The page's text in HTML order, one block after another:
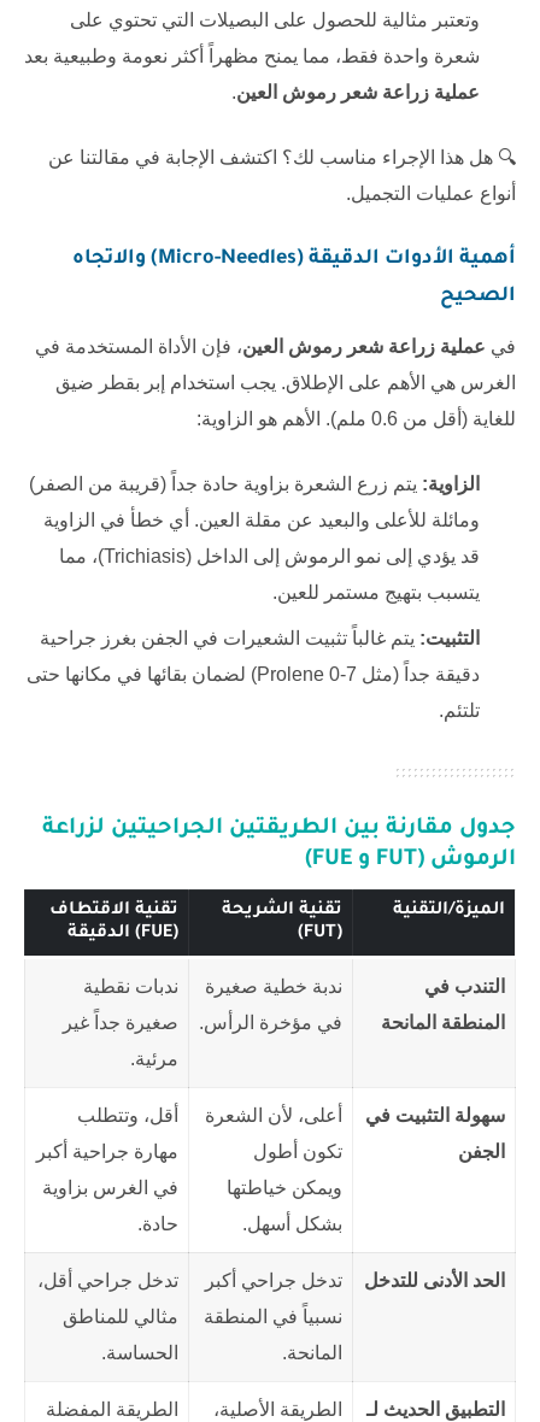
وتعتبر مثالية للحصول على البصيلات التي تحتوي على
شعرة واحدة فقط، مما يمنح مظهراً أكثر نعومة وطبيعية بعد
عملية زراعة شعر رموش العين.
🔍 هل هذا الإجراء مناسب لك؟ اكتشف الإجابة في مقالتنا عن
أنواع عمليات التجميل.
أهمية الأدوات الدقيقة (Micro-Needles) والاتجاه
الصحيح
في عملية زراعة شعر رموش العين، فإن الأداة المستخدمة في
الغرس هي الأهم على الإطلاق. يجب استخدام إبر بقطر ضيق
للغاية (أقل من 0.6 ملم). الأهم هو الزاوية:
الزاوية: يتم زرع الشعرة بزاوية حادة جداً (قريبة من الصفر)
ومائلة للأعلى والبعيد عن مقلة العين. أي خطأ في الزاوية
قد يؤدي إلى نمو الرموش إلى الداخل (Trichiasis)، مما
يتسبب بتهيج مستمر للعين.
التثبيت: يتم غالباً تثبيت الشعيرات في الجفن بغرز جراحية
دقيقة جداً (مثل 7-0 Prolene) لضمان بقائها في مكانها حتى
تلتئم.
جدول مقارنة بين الطريقتين الجراحيتين لزراعة
الرموش (FUT و FUE)
الميزة/التقنية
تقنية الشريحة
(FUT)
تقنية الاقتطاف
(FUE) الدقيقة
التندب في
المنطقة المانحة
ندبة خطية صغيرة
في مؤخرة الرأس.
ندبات نقطية
صغيرة جداً غير
مرئية.
سهولة التثبيت في
الجفن
أعلى، لأن الشعرة
تكون أطول
ويمكن خياطتها
بشكل أسهل.
أقل، وتتطلب
مهارة جراحية أكبر
في الغرس بزاوية
حادة.
الحد الأدنى للتدخل
تدخل جراحي أكبر
نسبياً في المنطقة
المانحة.
تدخل جراحي أقل،
مثالي للمناطق
الحساسة.
التطبيق الحديث لـ
الطريقة الأصلية،
الطريقة المفضلة